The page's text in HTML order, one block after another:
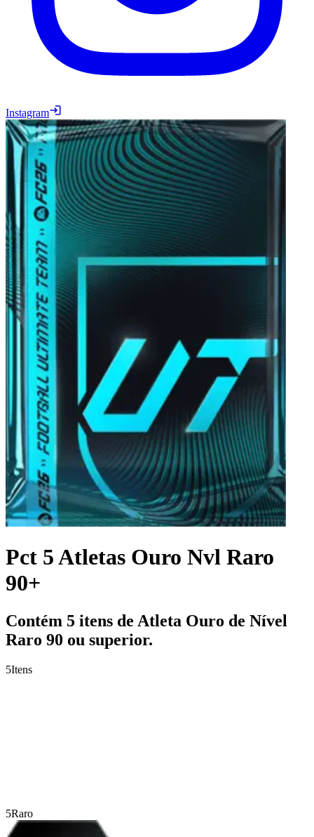
Instagram
Pct 5 Atletas Ouro Nvl Raro
90+
Contém 5 itens de Atleta Ouro de Nível
Raro 90 ou superior.
5Itens
5Raro